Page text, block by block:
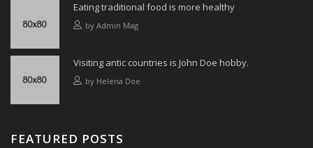
Eating traditional food is more healthy
by Admin Mag
Visiting antic countries is John Doe hobby.
by Helena Doe
FEATURED POSTS